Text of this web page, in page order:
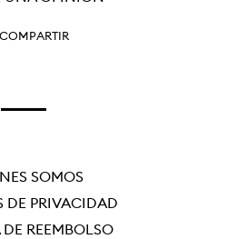
COMPARTIR
SOMOS
DE PRIVACIDAD
REEMBOLSO